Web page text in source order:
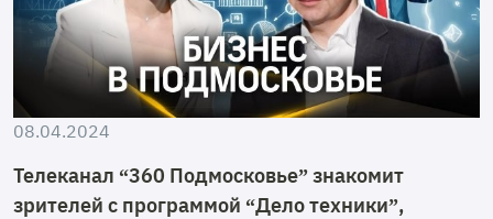
08.04.2024
Телеканал “360 Подмосковье” знакомит
зрителей с программой “Дело техники”,